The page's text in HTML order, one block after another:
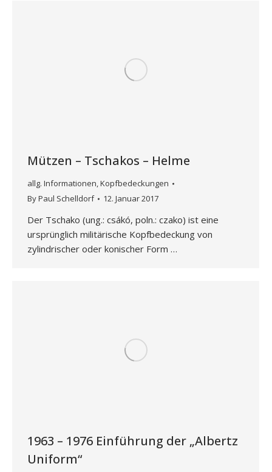
Mützen – Tschakos – Helme
allg. Informationen,Kopfbedeckungen
ByPaul Schelldorf 12. Januar 2017
Der Tschako (ung.: csákó, poln.: czako) ist eine
ursprünglich militärische Kopfbedeckung von
zylindrischer oder konischer Form …
1963 – 1976 Einführung der „Albertz
Uniform“